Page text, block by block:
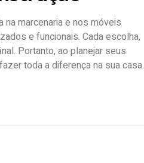
marcenaria e nos móveis
e funcionais. Cada escolha,
Portanto, ao planejar seus
toda a diferença na sua casa.